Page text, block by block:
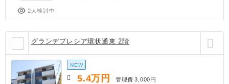
2人検討中
グランデプレシア環状通東 2階
NEW
5.4万円 管理費 3,000円